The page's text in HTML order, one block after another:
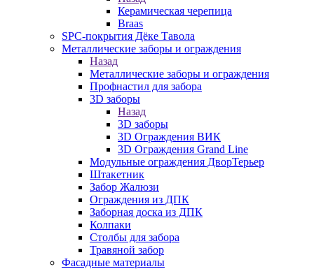
Керамическая черепица
Braas
SPC-покрытия Дёке Тавола
Металлические заборы и ограждения
Назад
Металлические заборы и ограждения
Профнастил для забора
3D заборы
Назад
3D заборы
3D Ограждения ВИК
3D Ограждения Grand Line
Модульные ограждения ДворТерьер
Штакетник
Забор Жалюзи
Ограждения из ДПК
Заборная доска из ДПК
Колпаки
Столбы для забора
Травяной забор
Фасадные материалы